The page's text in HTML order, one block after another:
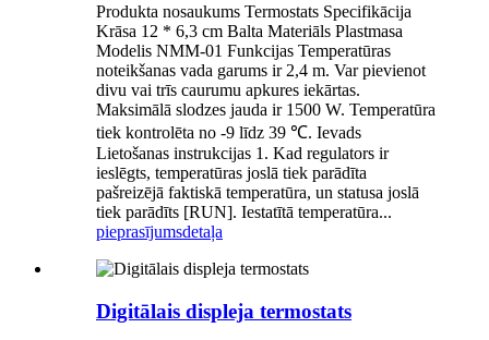
Produkta nosaukums Termostats Specifikācija
Krāsa 12 * 6,3 cm Balta Materiāls Plastmasa
Modelis NMM-01 Funkcijas Temperatūras
noteikšanas vada garums ir 2,4 m. Var pievienot
divu vai trīs caurumu apkures iekārtas.
Maksimālā slodzes jauda ir 1500 W. Temperatūra
tiek kontrolēta no -9 līdz 39 ℃. Ievads
Lietošanas instrukcijas 1. Kad regulators ir
ieslēgts, temperatūras joslā tiek parādīta
pašreizējā faktiskā temperatūra, un statusa joslā
tiek parādīts [RUN]. Iestatītā temperatūra...
pieprasījumsdetaļa
Digitālais displeja termostats